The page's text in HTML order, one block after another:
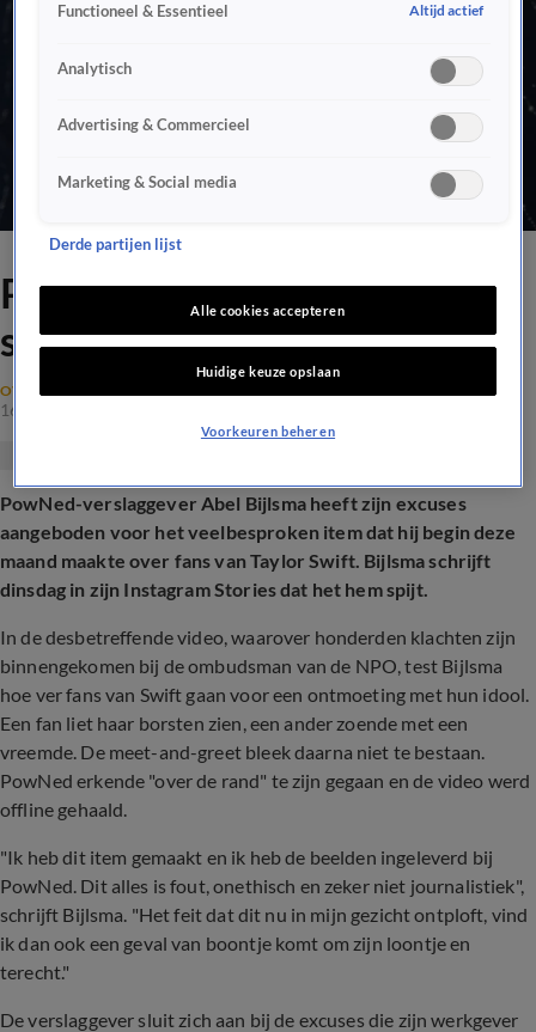
PowNed-verslaggever zegt
sorry voor Taylor Swift-item
OVERIGE MEDIA
16 juli 2024, 18:23
PowNed-verslaggever Abel Bijlsma heeft zijn excuses
aangeboden voor het veelbesproken item dat hij begin deze
maand maakte over fans van Taylor Swift. Bijlsma schrijft
dinsdag in zijn Instagram Stories dat het hem spijt.
In de desbetreffende video, waarover honderden klachten zijn
binnengekomen bij de ombudsman van de NPO, test Bijlsma
hoe ver fans van Swift gaan voor een ontmoeting met hun idool.
Een fan liet haar borsten zien, een ander zoende met een
vreemde. De meet-and-greet bleek daarna niet te bestaan.
PowNed erkende "over de rand" te zijn gegaan en de video werd
offline gehaald.
"Ik heb dit item gemaakt en ik heb de beelden ingeleverd bij
PowNed. Dit alles is fout, onethisch en zeker niet journalistiek",
schrijft Bijlsma. "Het feit dat dit nu in mijn gezicht ontploft, vind
ik dan ook een geval van boontje komt om zijn loontje en
terecht."
De verslaggever sluit zich aan bij de excuses die zijn werkgever
Functioneel & Essentieel Altijd actief
Analytisch
Advertising & Commercieel
Marketing & Social media
Derde partijen lijst
Alle cookies accepteren
Huidige keuze opslaan
Voorkeuren beheren